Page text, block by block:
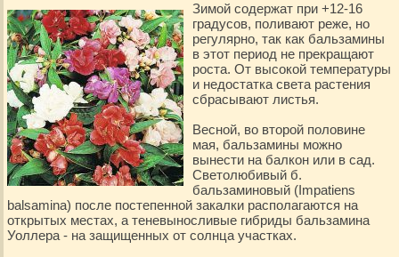
Зимой содержат при +12-16
градусов, поливают реже, но
регулярно, так как бальзамины
в этот период не прекращают
роста. От высокой температуры
и недостатка света растения
сбрасывают листья.
Весной, во второй половине
мая, бальзамины можно
вынести на балкон или в сад.
Светолюбивый б.
бальзаминовый (Impatiens
balsamina) после постепенной закалки располагаются на
открытых местах, а теневыносливые гибриды бальзамина
Уоллера - на защищенных от солнца участках.